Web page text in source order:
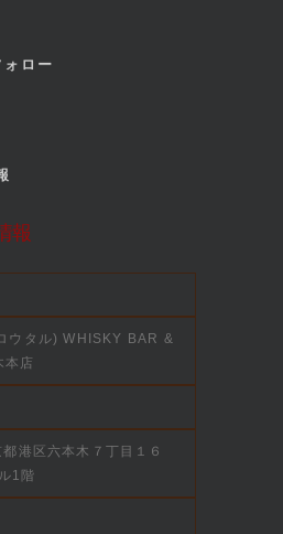
ロー
報
ウタル) WHISKY BAR &
店
港区六本木７丁目１６
1階